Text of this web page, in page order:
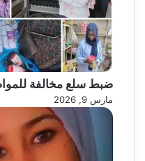
ضبط سلع مخالفة
مارس 9, 2026